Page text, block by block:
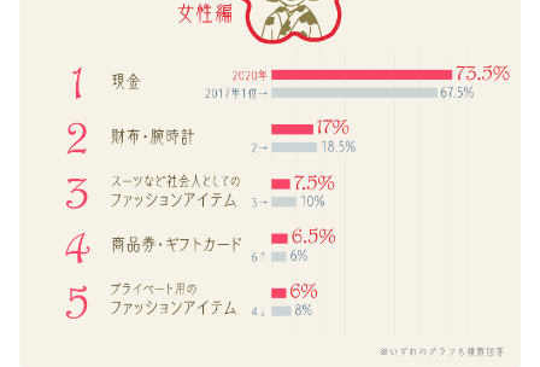
結婚祝い
出産祝い
誕生祝い
手土産・プチギフト
お見舞い
新築祝い